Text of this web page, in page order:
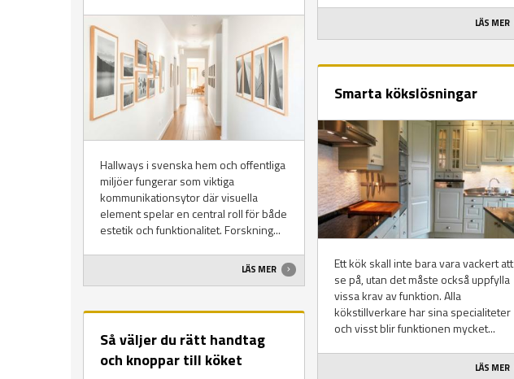
Hallways i svenska hem och offentliga
miljöer fungerar som viktiga
kommunikationsytor där visuella
element spelar en central roll för både
estetik och funktionalitet. Forskning...
LÄS MER
Så väljer du rätt handtag
och knoppar till köket
LÄS MER
Smarta kökslösningar
Ett kök skall inte bara vara vackert att
se på, utan det måste också uppfylla
vissa krav av funktion. Alla
kökstillverkare har sina specialiteter
och visst blir funktionen mycket...
LÄS MER